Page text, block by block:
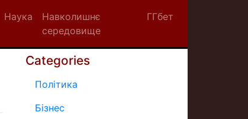
Наука
Навколишнє
середовище
ГГбет
Categories
Політика
Бізнес